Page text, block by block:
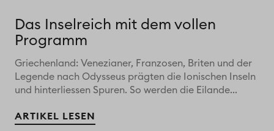
Das Inselreich mit dem vollen
Programm
Griechenland: Venezianer, Franzosen, Briten und der
Legende nach Odysseus prägten die Ionischen Inseln
und hinterliessen Spuren. So werden die Eilande...
ARTIKEL LESEN